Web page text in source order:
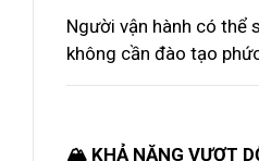
Người vận hành có thể
không cần đào tạo
🏔️ KHẢ NĂNG VƯỢT